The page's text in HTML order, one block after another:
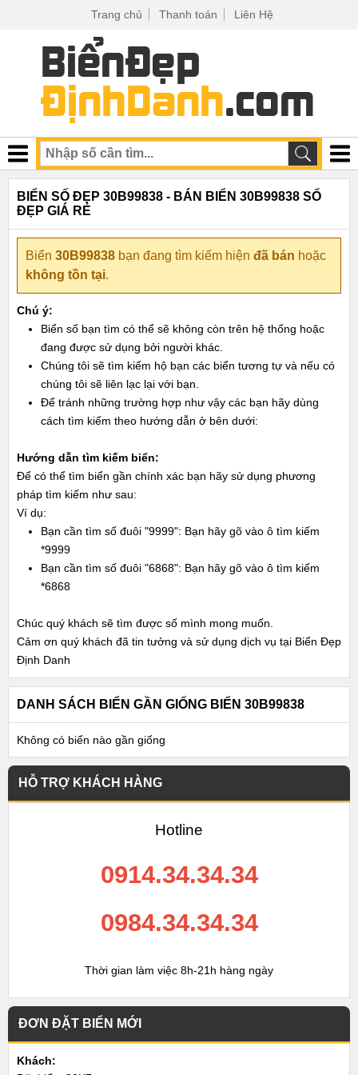
Trang chủ Thanh toán Liên Hệ
BIỂN SỐ ĐẸP 30B99838 - BÁN BIỂN 30B99838 SỐ
ĐẸP GIÁ RẺ
Biển 30B99838 bạn đang tìm kiếm hiện đã bán hoặc
không tồn tại.
Chú ý:
Biển số bạn tìm có thể sẽ không còn trên hệ thống hoặc
đang được sử dụng bởi người khác.
Chúng tôi sẽ tìm kiếm hộ bạn các biển tương tự và nếu có
chúng tôi sẽ liên lạc lại với bạn.
Để tránh những trường hợp như vậy các bạn hãy dùng
cách tìm kiếm theo hướng dẫn ở bên dưới:
Hướng dẫn tìm kiếm biển:
Để có thể tìm biển gần chính xác bạn hãy sử dụng phương
pháp tìm kiếm như sau:
Ví dụ:
Bạn cần tìm số đuôi "9999": Bạn hãy gõ vào ô tìm kiếm
*9999
Bạn cần tìm số đuôi "6868": Bạn hãy gõ vào ô tìm kiếm
*6868
Chúc quý khách sẽ tìm được số mình mong muốn.
Cảm ơn quý khách đã tin tưởng và sử dụng dịch vụ tại Biển Đẹp
Định Danh
DANH SÁCH BIỂN GẦN GIỐNG BIỂN 30B99838
Không có biển nào gần giống
HỖ TRỢ KHÁCH HÀNG
Hotline
0914.34.34.34
0984.34.34.34
Thời gian làm việc 8h-21h hàng ngày
ĐƠN ĐẶT BIỂN MỚI
Khách: